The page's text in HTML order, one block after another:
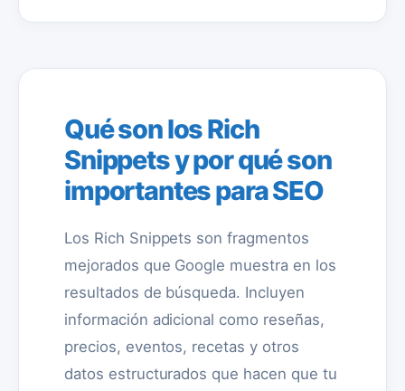
Qué son los Rich
Snippets y por qué son
importantes para SEO
Los Rich Snippets son fragmentos
mejorados que Google muestra en los
resultados de búsqueda. Incluyen
información adicional como reseñas,
precios, eventos, recetas y otros
datos estructurados que hacen que tu